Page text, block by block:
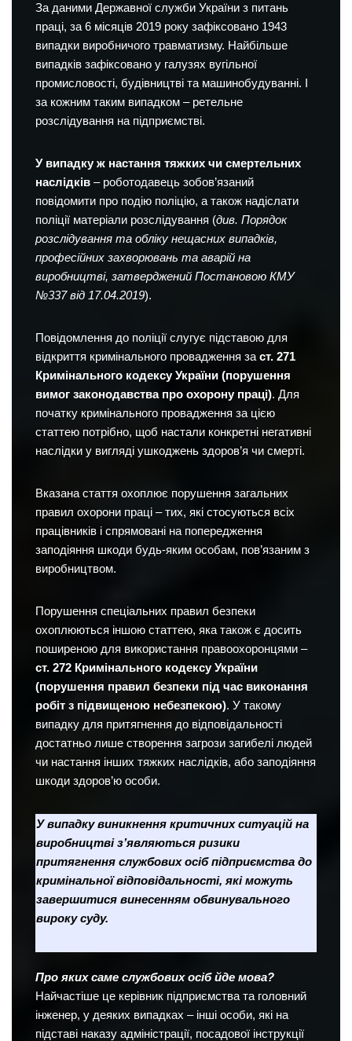
За даними Державної служби України з питань
праці, за 6 місяців 2019 року зафіксовано 1943
випадки виробничого травматизму. Найбільше
випадків зафіксовано у галузях вугільної
промисловості, будівництві та машинобудуванні. І
за кожним таким випадком – ретельне
розслідування на підприємстві.
У випадку ж настання тяжких чи смертельних
наслідків – роботодавець зобов’язаний
повідомити про подію поліцію, а також надіслати
поліції матеріали розслідування (див. Порядок
розслідування та обліку нещасних випадків,
професійних захворювань та аварій на
виробництві, затверджений Постановою КМУ
№337 від 17.04.2019).
Повідомлення до поліції слугує підставою для
відкриття кримінального провадження за ст. 271
Кримінального кодексу України (порушення
вимог законодавства про охорону праці). Для
початку кримінального провадження за цією
статтею потрібно, щоб настали конкретні негативні
наслідки у вигляді ушкоджень здоров’я чи смерті.
Вказана стаття охоплює порушення загальних
правил охорони праці – тих, які стосуються всіх
працівників і спрямовані на попередження
заподіяння шкоди будь-яким особам, пов’язаним з
виробництвом.
Порушення спеціальних правил безпеки
охоплюються іншою статтею, яка також є досить
поширеною для використання правоохоронцями –
ст. 272 Кримінального кодексу України
(порушення правил безпеки під час виконання
робіт з підвищеною небезпекою). У такому
випадку для притягнення до відповідальності
достатньо лише створення загрози загибелі людей
чи настання інших тяжких наслідків, або заподіяння
шкоди здоров’ю особи.
У випадку виникнення критичних ситуацій на
виробництві з’являються ризики
притягнення службових осіб підприємства до
кримінальної відповідальності, які можуть
завершитися винесенням обвинувального
вироку суду.
Про яких саме службових осіб йде мова?
Найчастіше це керівник підприємства та головний
інженер, у деяких випадках – інші особи, які на
підставі наказу адміністрації, посадової інструкції